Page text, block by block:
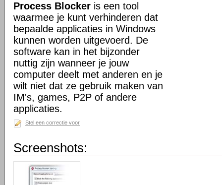
Process Blocker is een tool
waarmee je kunt verhinderen dat
bepaalde applicaties in Windows
kunnen worden uitgevoerd. De
software kan in het bijzonder
nuttig zijn wanneer je jouw
computer deelt met anderen en je
wilt niet dat ze gebruik maken van
IM's, games, P2P of andere
applicaties.
Stel een correctie voor
Screenshots: